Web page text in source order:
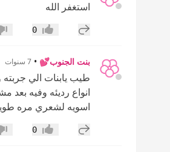
استغفر الله
إضافة رد جديد
إعجاب0
بنت الجنوب💕 • 7 سنوات
طيب يابنات الي
انواع رديئه وفيه
اسويه لشعري مره
إضافة رد جديد
إعجاب0